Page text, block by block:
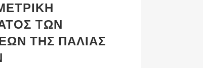
TΩΝ
ΤΗΣ ΠΑΛΙΆΣ